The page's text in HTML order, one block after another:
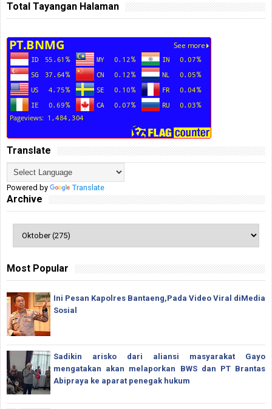
Total Tayangan Halaman
Translate
Powered by Translate
Archive
Most Popular
Ini Pesan Kapolres Bantaeng,Pada Video Viral diMedia
Sosial
Sadikin arisko dari aliansi masyarakat Gayo
mengatakan akan melaporkan BWS dan PT Brantas
Abipraya ke aparat penegak hukum